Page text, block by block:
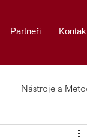
Partneři
Nástroje a